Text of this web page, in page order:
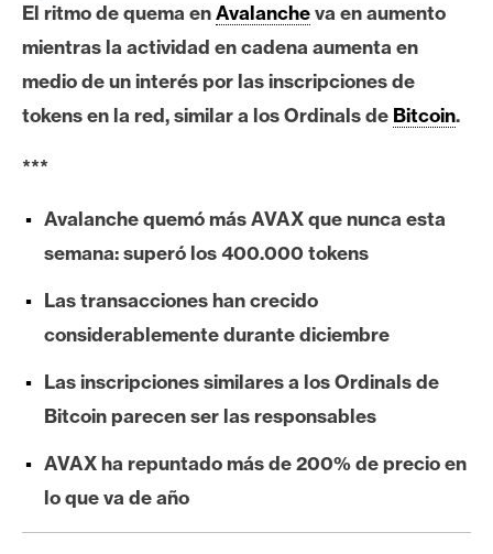
c
o
i
t
h
e
r
u
m
I
A
El ritmo de quema enAvalancheva en aumento
mientras la actividad en cadena aumenta en
medio de un interés por las inscripciones de
tokens en la red, similar a los Ordinals de Bitcoin.
***
Avalanche quemó más AVAX que nunca esta
semana: superó los 400.000 tokens
Las transacciones han crecido
considerablemente durante diciembre
Las inscripciones similares a los Ordinals de
Bitcoin parecen ser las responsables
AVAX ha repuntado más de 200% de precio en
lo que va de año